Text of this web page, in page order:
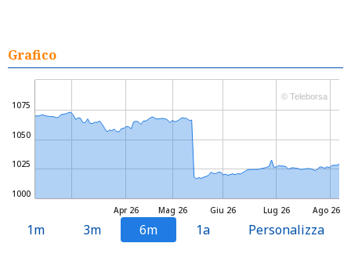
Grafico
Mag 26 Lug 26
Apr 26 Giu 26 Ago 26
1000
1025
1050
1075
© Teleborsa
1m 3m 6m 1a Personalizza